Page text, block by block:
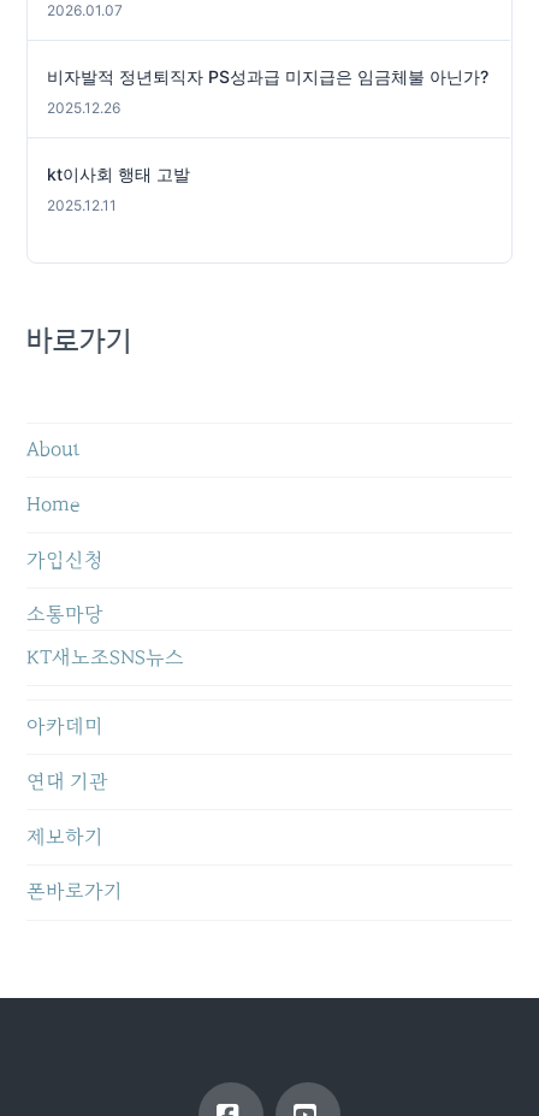
2026.01.07
비자발적 정년퇴직자 PS성과급 미지급은 임금체불 아닌가?
2025.12.26
kt이사회 행태 고발
2025.12.11
바로가기
About
Home
가입신청
소통마당
KT새노조SNS뉴스
아카데미
연대 기관
제보하기
폰바로가기